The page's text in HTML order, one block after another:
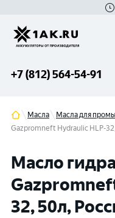
+7 (812) 564-54-91
Масла Масла для
Gazpromneft Hydraulic HLP-
Масло
32, 50л,
Гатчина